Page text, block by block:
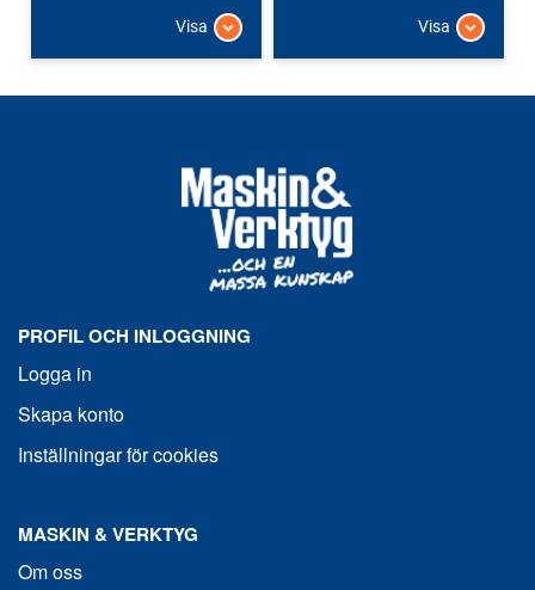
Visa Visa
PROFIL OCH INLOGGNING
Logga in
Skapa konto
Inställningar för cookies
MASKIN & VERKTYG
Om oss